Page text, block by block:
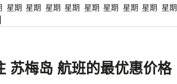
星期 星期 星期 星期 星期 星期 星期 星期 星期
苏梅岛 航班的最优惠价格